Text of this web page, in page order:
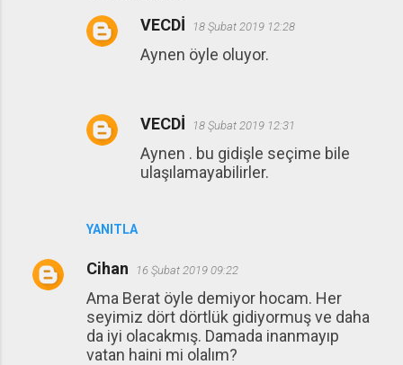
YANITLA
VECDİ 18 Şubat 2019 12:28
Aynen öyle oluyor.
VECDİ 18 Şubat 2019 12:31
Aynen . bu gidişle seçime bile
ulaşılamayabilirler.
Cihan 16 Şubat 2019 09:22
Ama Berat öyle demiyor hocam. Her
seyimiz dört dörtlük gidiyormuş ve daha
da iyi olacakmış. Damada inanmayıp
vatan haini mi olalım?